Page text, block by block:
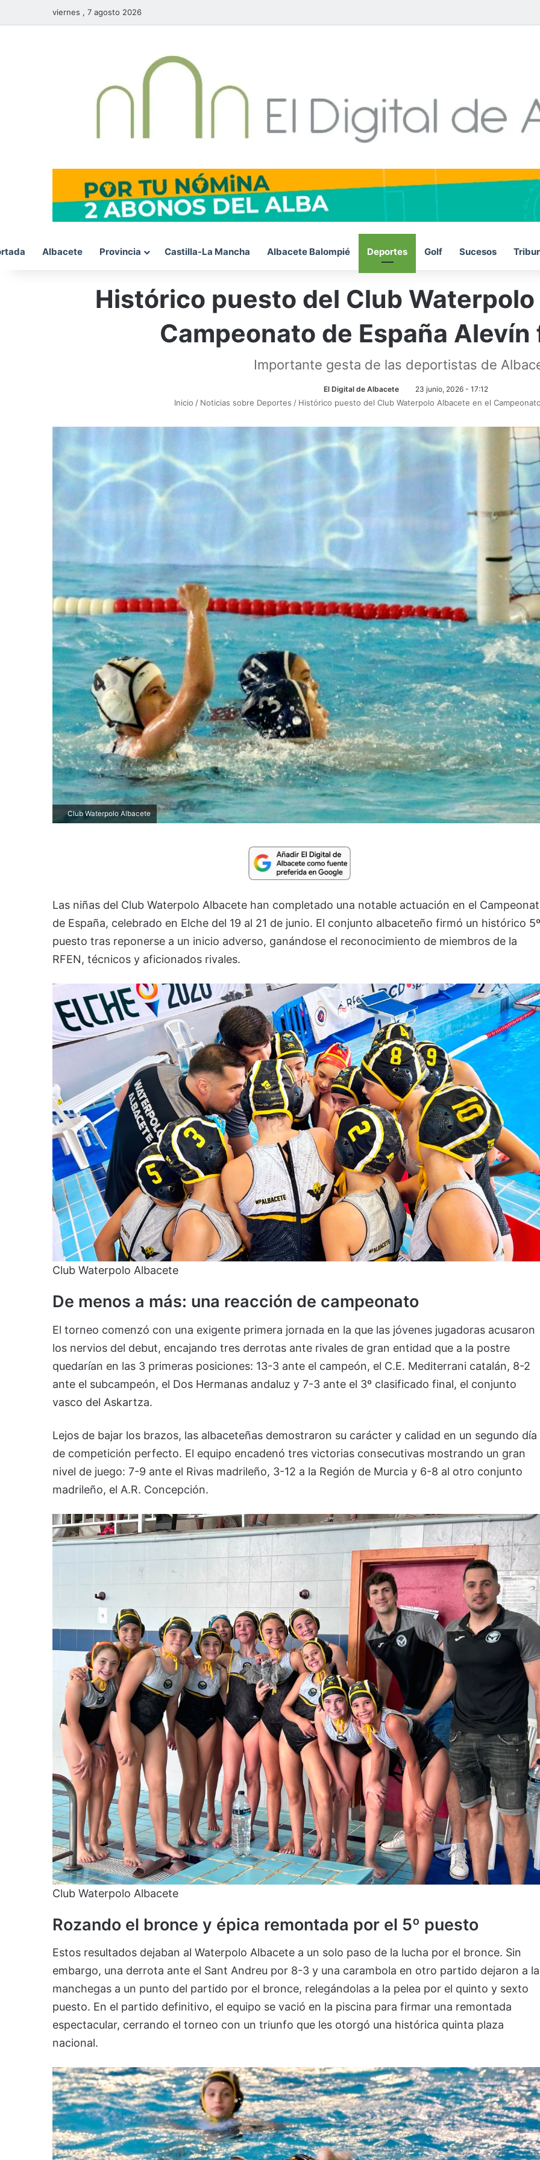
viernes , 7 agosto 2026
Albacete Provincia Castilla-La Mancha Albacete Balompié Deportes Golf Sucesos
Histórico puesto del Club
Campeonato de España
Importante gesta de las deportistas de
El Digital de Albacete 23 junio, 2026 - 17:12
Inicio / Noticias sobre Deportes / Histórico puesto del Club Waterpolo Albacete en el
Club Waterpolo Albacete
Las niñas del Club Waterpolo Albacete han completado una notable actuación en el
de España, celebrado en Elche del 19 al 21 de junio. El conjunto albaceteño firmó un histórico 5º
puesto tras reponerse a un inicio adverso, ganándose el reconocimiento de miembros de la
RFEN, técnicos y aficionados rivales.
Club Waterpolo Albacete
De menos a más: una reacción de campeonato
El torneo comenzó con una exigente primera jornada en la que las jóvenes jugadoras acusaron
los nervios del debut, encajando tres derrotas ante rivales de gran entidad que a la postre
quedarían en las 3 primeras posiciones: 13-3 ante el campeón, el C.E. Mediterrani catalán, 8-2
ante el subcampeón, el Dos Hermanas andaluz y 7-3 ante el 3º clasificado final, el conjunto
vasco del Askartza.
Lejos de bajar los brazos, las albaceteñas demostraron su carácter y calidad en un segundo día
de competición perfecto. El equipo encadenó tres victorias consecutivas mostrando un gran
nivel de juego: 7-9 ante el Rivas madrileño, 3-12 a la Región de Murcia y 6-8 al otro conjunto
madrileño, el A.R. Concepción.
Club Waterpolo Albacete
Rozando el bronce y épica remontada por el 5º puesto
Estos resultados dejaban al Waterpolo Albacete a un solo paso de la lucha por el bronce. Sin
embargo, una derrota ante el Sant Andreu por 8-3 y una carambola en otro partido dejaron a
manchegas a un punto del partido por el bronce, relegándolas a la pelea por el quinto y sexto
puesto. En el partido definitivo, el equipo se vació en la piscina para firmar una remontada
espectacular, cerrando el torneo con un triunfo que les otorgó una histórica quinta plaza
nacional.